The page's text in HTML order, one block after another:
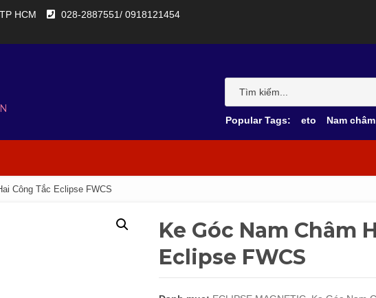
HCM
028-2887551/ 0918121454
Popular Tags: eto Nam châm
Công Tắc Eclipse FWCS
Ke Góc Nam Châm
Eclipse FWCS